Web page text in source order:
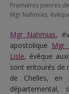
Premières pierres
Mgr Nahmias,
Mgr Nahmias,
apostolique Mgr
Lisle, évêque
sont entourés de
de Chelles, en
départemental,